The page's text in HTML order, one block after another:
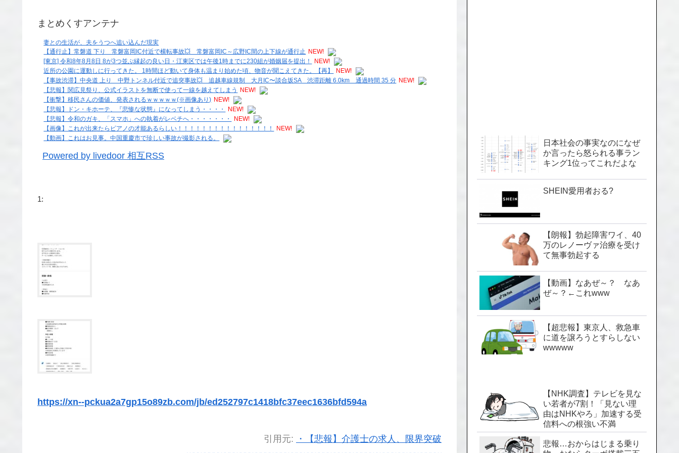
まとめくすアンテナ
妻との生活が、夫をうつへ追い込んだ現実
【通行止】常磐道 下り 常磐富岡IC付近で横転事故💥 常磐富岡IC～広野IC間の上下線が通行止 NEW!
[東京] 令和8年8月8日 8が3つ並ぶ縁起の良い日・江東区では午後1時までに230組が婚姻届を提出！
NEW!
近所の公園に運動しに行ってきた。 1時間ほど動いて身体も温まり始めた頃、物音が聞こえてきた。【再】
NEW!
【事故渋滞】中央道 上り 中野トンネル付近で追突事故💥 追越車線規制 大月IC〜談合坂SA 渋滞距離 6.0km 通過時間 35 分 NEW!
【悲報】関広見祭り、公式イラストを無断で使って一線を越えてしまう
NEW!
【衝撃】移民さんの価値、発表されるｗｗｗｗｗ(※画像あり) NEW!
【悲報】ドン・キホーテ、『悲惨な状態』になってしまう・・・・
NEW!
【悲報】令和のガキ、「スマホ」への執着がレベチへ・・・・・・・
NEW!
【画像】これが出来たらピアノの才能あるらしい！！！！！！！！！！！！！！！！
NEW!
【動画】これはお見事。中国重慶市で珍しい事故が撮影される。
Powered by livedoor 相互RSS
1:
https://xn--pckua2a7gp15o89zb.com/jb/ed252797c1418bfc37eec1636bfd594a
引用元:
・【悲報】介護士の求人、限界突破
日本社会の事実なのになぜ
か言ったら怒られる事ラン
キング1位ってこれだよな
SHEIN愛用者おる?
【朗報】勃起障害ワイ、40
万のレノーヴァ治療を受け
て無事勃起する
【動画】なあぜ～？ なあ
ぜ～？←これwww
【超悲報】東京人、救急車
に道を譲ろうとすらしない
wwwww
【NHK調査】テレビを見な
い若者が7割！「見ない理
由はNHKやろ」加速する受
信料への根強い不満
悲報…おからはじまる乗り